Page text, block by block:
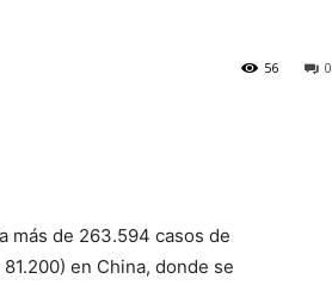
0
56
más de 263.594 casos de
en China, donde se